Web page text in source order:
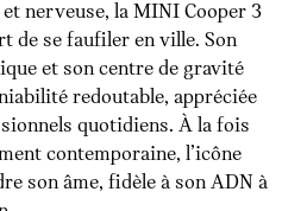
nerveuse, la MINI Cooper 3
de se faufiler en ville. Son
et son centre de gravité
redoutable, appréciée
quotidiens. À la fois
contemporaine, l’icône
son âme, fidèle à son ADN à